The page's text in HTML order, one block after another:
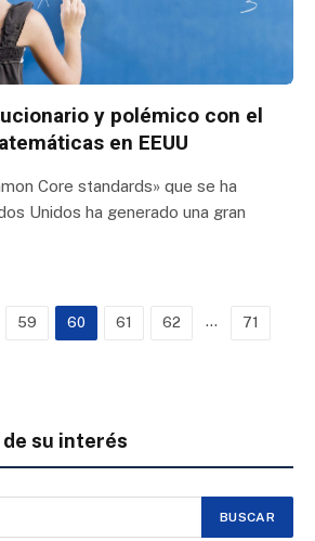
y polémico con el
en EEUU
Core standards» que se ha
Unidos ha generado una gran
59 60 61 62 … 71
de su interés